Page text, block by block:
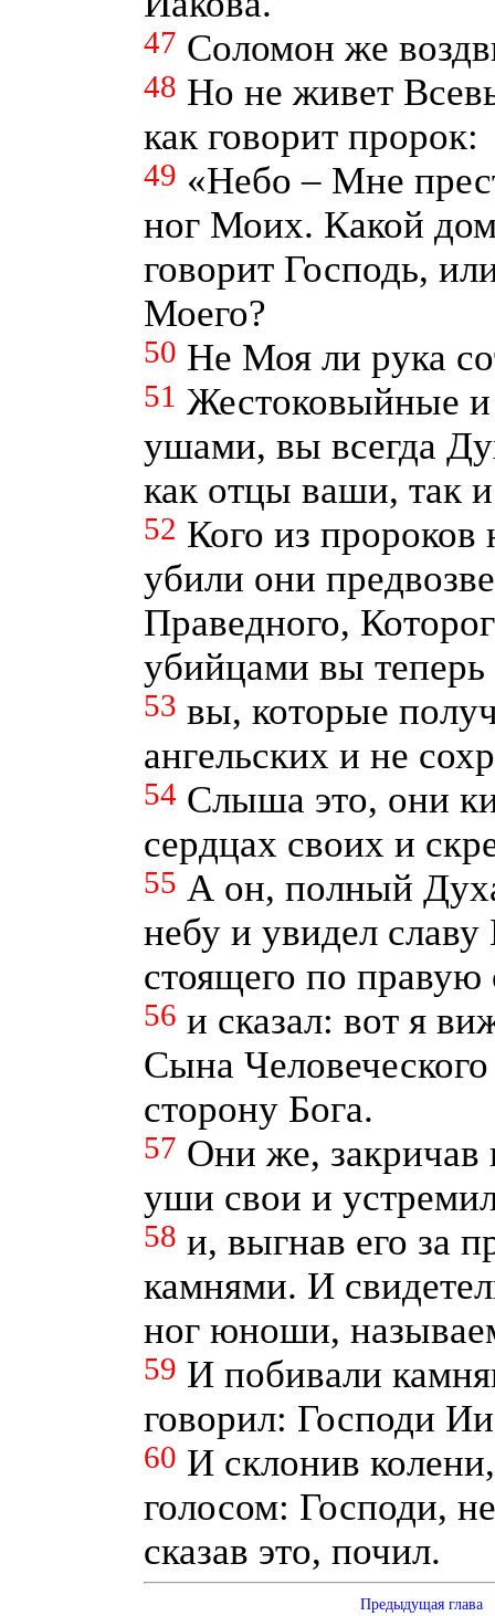
47 Соломон же
48 Но не живет
как говорит пророк:
49 «Небо – Мне
ног Моих. Какой
говорит Господь,
Моего?
50 Не Моя ли рука
51 Жестоковыйные и
ушами, вы всегда
как отцы ваши, так
52 Кого из
убили они
Праведного,
убийцами вы теперь
53 вы, которые
ангельских и не
54 Слыша это, они
сердцах своих и
55 А он, полный
небу и увидел
стоящего по правую
56 и сказал: вот я
Сына
сторону Бога.
57 Они же, закричав
уши свои и
58 и, выгнав его за
камнями. И
ног юноши,
59 И побивали
говорил: Господи
60 И склонив
голосом: Господи,
сказав это, почил.
Предыдущая глава